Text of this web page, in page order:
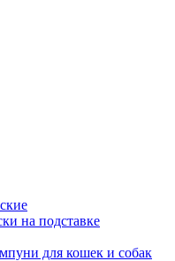
на подставке
для кошек и собак